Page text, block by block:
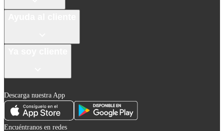
Descarga nuestra App
Encuéntranos en redes